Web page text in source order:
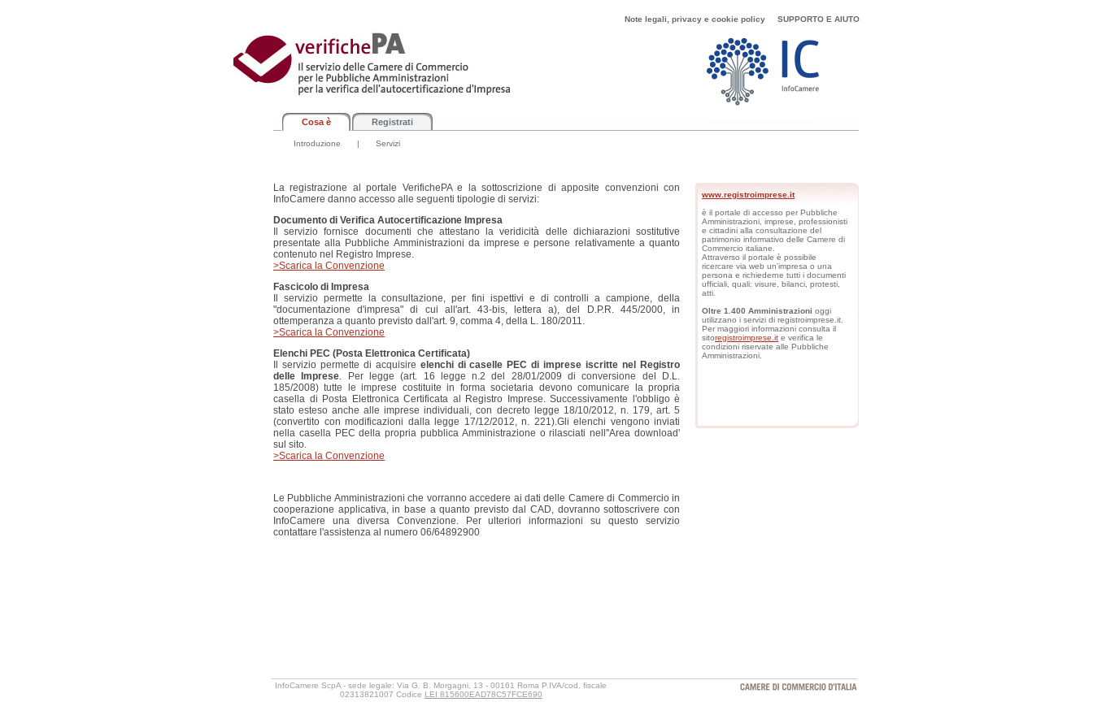
SUPPORTO E AIUTO
Note legali, privacy e cookie policy
Cosa è Registrati
Introduzione | Servizi
La registrazione al portale VerifichePA e la sottoscrizione di apposite convenzioni con
InfoCamere danno accesso alle seguenti tipologie di servizi:
Documento di Verifica Autocertificazione Impresa
Il servizio fornisce documenti che attestano la veridicità delle dichiarazioni sostitutive
presentate alla Pubbliche Amministrazioni da imprese e persone relativamente a quanto
contenuto nel Registro Imprese.
>Scarica la Convenzione
Fascicolo di Impresa
Il servizio permette la consultazione, per fini ispettivi e di controlli a campione, della
"documentazione d'impresa" di cui all'art. 43-bis, lettera a), del D.P.R. 445/2000, in
ottemperanza a quanto previsto dall'art. 9, comma 4, della L. 180/2011.
>Scarica la Convenzione
Elenchi PEC (Posta Elettronica Certificata)
Il servizio permette di acquisire elenchi di caselle PEC di imprese iscritte nel Registro
delle Imprese. Per legge (art. 16 legge n.2 del 28/01/2009 di conversione del D.L.
185/2008) tutte le imprese costituite in forma societaria devono comunicare la propria
casella di Posta Elettronica Certificata al Registro Imprese. Successivamente l'obbligo è
stato esteso anche alle imprese individuali, con decreto legge 18/10/2012, n. 179, art. 5
(convertito con modificazioni dalla legge 17/12/2012, n. 221).Gli elenchi vengono inviati
nella casella PEC della propria pubblica Amministrazione o rilasciati nell''Area download'
sul sito.
>Scarica la Convenzione
Le Pubbliche Amministrazioni che vorranno accedere ai dati delle Camere di Commercio in
cooperazione applicativa, in base a quanto previsto dal CAD, dovranno sottoscrivere con
InfoCamere una diversa Convenzione. Per ulteriori informazioni su questo servizio
contattare l'assistenza al numero 06/64892900
www.registroimprese.it
è il portale di accesso per Pubbliche
Amministrazioni, imprese, professionisti
e cittadini alla consultazione del
patrimonio informativo delle Camere di
Commercio italiane.
Attraverso il portale è possibile
ricercare via web un'impresa o una
persona e richiederne tutti i documenti
ufficiali, quali: visure, bilanci, protesti,
atti.
Oltre 1.400 Amministrazioni oggi
utilizzano i servizi di registroimprese.it.
Per maggiori informazioni consulta il
sitoregistroimprese.it e verifica le
condizioni riservate alle Pubbliche
Amministrazioni.
InfoCamere ScpA - sede legale: Via G. B. Morgagni, 13 - 00161 Roma P.IVA/cod. fiscale
02313821007 Codice LEI 815600EAD78C57FCE690